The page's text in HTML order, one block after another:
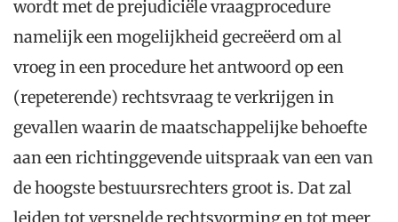
wordt met de prejudiciële vraagprocedure
namelijk een mogelijkheid gecreëerd om al
vroeg in een procedure het antwoord op een
(repeterende) rechtsvraag te verkrijgen in
gevallen waarin de maatschappelijke behoefte
aan een richtinggevende uitspraak van een van
de hoogste bestuursrechters groot is. Dat zal
leiden tot versnelde rechtsvorming en tot meer